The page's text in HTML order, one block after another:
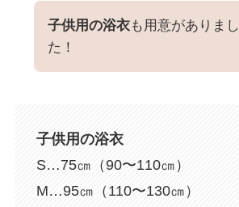
子供用の浴衣も用意がありまし
た！
子供用の浴衣
S…75㎝（90〜110㎝）
M…95㎝（110〜130㎝）